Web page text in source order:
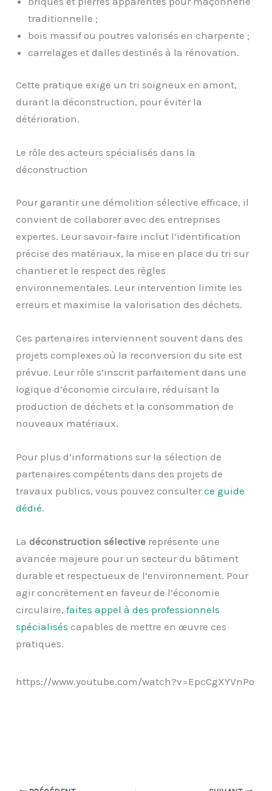
traditionnelle ;
bois massif ou poutres valorisés en charpente ;
carrelages et dalles destinés à la rénovation.
Cette pratique exige un tri soigneux en amont,
durant la déconstruction, pour éviter la
détérioration.
Le rôle des acteurs spécialisés dans la
déconstruction
Pour garantir une démolition sélective efficace, il
convient de collaborer avec des entreprises
expertes. Leur savoir-faire inclut l’identification
précise des matériaux, la mise en place du tri sur
chantier et le respect des règles
environnementales. Leur intervention limite les
erreurs et maximise la valorisation des déchets.
Ces partenaires interviennent souvent dans des
projets complexes où la reconversion du site est
prévue. Leur rôle s’inscrit parfaitement dans une
logique d’économie circulaire, réduisant la
production de déchets et la consommation de
nouveaux matériaux.
Pour plus d’informations sur la sélection de
partenaires compétents dans des projets de
travaux publics, vous pouvez consulterce guide
dédié.
Ladéconstruction sélective représente une
avancée majeure pour un secteur du bâtiment
durable et respectueux de l’environnement. Pour
agir concrètement en faveur de l’économie
circulaire,faites appel à des professionnels
spécialisés capables de mettre en œuvre ces
pratiques.
https://www.youtube.com/watch?v=EpcCgXYVnPo